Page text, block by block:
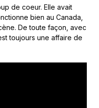
de coeur. Elle avait
bien au Canada,
De toute façon, avec
toujours une affaire de